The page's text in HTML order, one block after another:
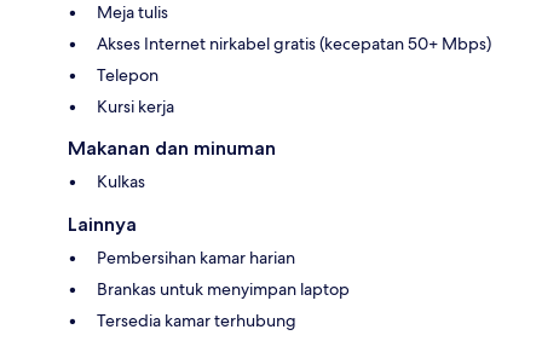
Meja tulis
Akses Internet nirkabel gratis (kecepatan 50+ Mbps)
Telepon
Kursi kerja
Makanan dan minuman
Kulkas
Lainnya
Pembersihan kamar harian
Brankas untuk menyimpan laptop
Tersedia kamar terhubung